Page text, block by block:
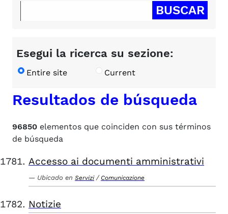
Esegui la ricerca su sezione:
Entire site Current
Resultados de búsqueda
96850 elementos que coinciden con sus términos
de búsqueda
Accesso ai documenti amministrativi
Ubicado en Servizi / Comunicazione
Notizie